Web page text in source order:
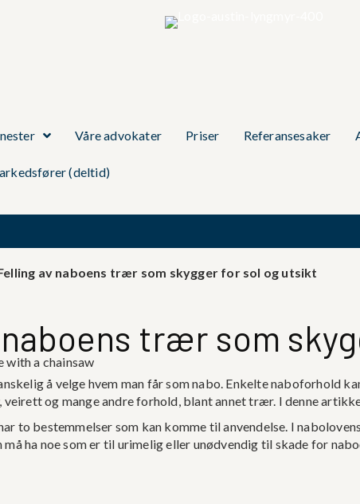
Våre advokater Priser Referansesaker
(deltid)
av naboens trær som skygger for sol og utsikt
trær som
å velge hvem man får som nabo. Enkelte naboforhold
og mange andre forhold, blant annet trær. I denne
to bestemmelser som kan komme til anvendelse. I
må ha noe som er til urimelig eller unødvendig til skade for